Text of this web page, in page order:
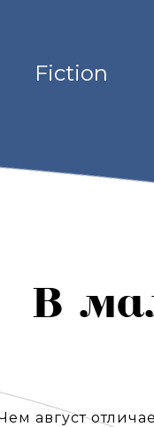
Fiction
В
август